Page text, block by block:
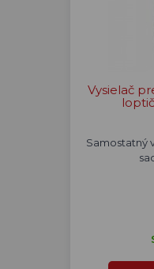
Vysielač
Samostatný